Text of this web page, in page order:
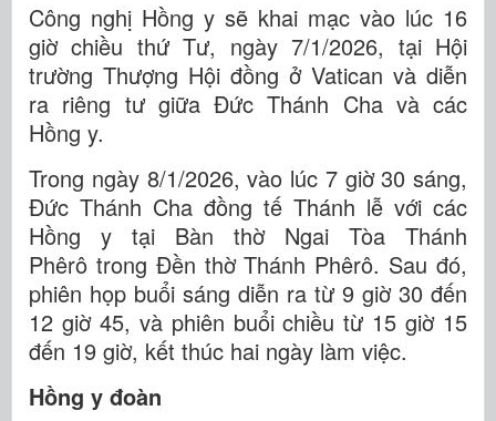
Công nghị Hồng y sẽ khai mạc vào lúc 16
giờ chiều thứ Tư, ngày 7/1/2026, tại Hội
trường Thượng Hội đồng ở Vatican và diễn
ra riêng tư giữa Đức Thánh Cha và các
Hồng y.
Trong ngày 8/1/2026, vào lúc 7 giờ 30 sáng,
Đức Thánh Cha đồng tế Thánh lễ với các
Hồng y tại Bàn thờ Ngai Tòa Thánh
Phêrô trong Đền thờ Thánh Phêrô. Sau đó,
phiên họp buổi sáng diễn ra từ 9 giờ 30 đến
12 giờ 45, và phiên buổi chiều từ 15 giờ 15
đến 19 giờ, kết thúc hai ngày làm việc.
Hồng y đoàn